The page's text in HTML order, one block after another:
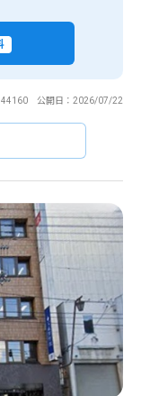
44160 公開日：2026/07/22